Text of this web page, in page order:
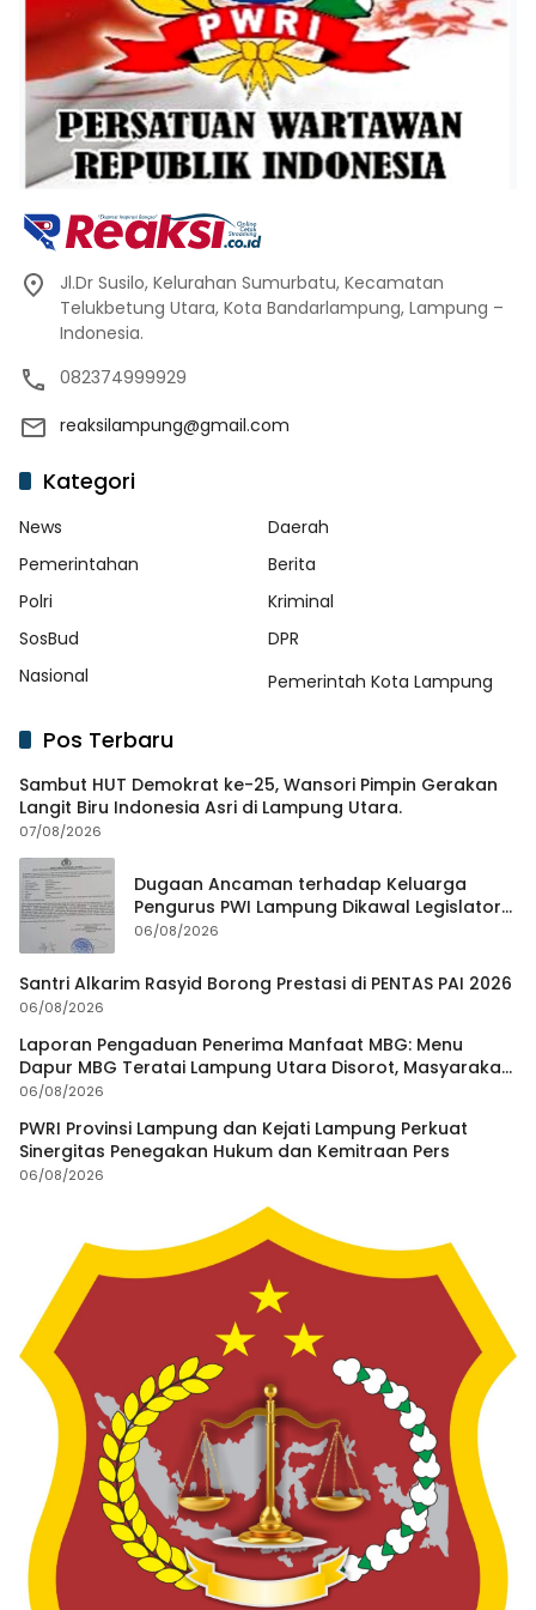
Jl.Dr Susilo, Kelurahan Sumurbatu, Kecamatan
Telukbetung Utara, Kota Bandarlampung, Lampung –
Indonesia.
082374999929
reaksilampung@gmail.com
Kategori
News
Daerah
Pemerintahan
Berita
Polri
Kriminal
SosBud
DPR
Nasional
Pemerintah Kota Lampung
Pos Terbaru
Sambut HUT Demokrat ke-25, Wansori Pimpin Gerakan
Langit Biru Indonesia Asri di Lampung Utara.
07/08/2026
Dugaan Ancaman terhadap Keluarga
Pengurus PWI Lampung Dikawal Legislator
dan Jurnalis
06/08/2026
Santri Alkarim Rasyid Borong Prestasi di PENTAS PAI 2026
06/08/2026
Laporan Pengaduan Penerima Manfaat MBG: Menu
Dapur MBG Teratai Lampung Utara Disorot, Masyarakat
Minta Satgas Lakukan Investigasi
06/08/2026
PWRI Provinsi Lampung dan Kejati Lampung Perkuat
Sinergitas Penegakan Hukum dan Kemitraan Pers
06/08/2026